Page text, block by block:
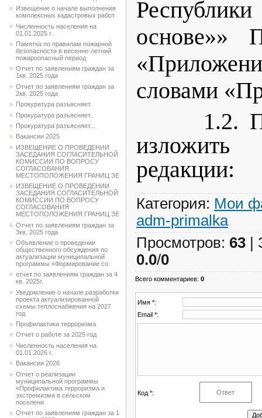
Извещение о начале выполнения
комплексных кадастровых работ
Численность населения на
01.01.2025 г.
Памятка по правилам пожарной
безопасности в весенне-летний
пожароопасный период
Отчет по заявлениям граждан за
1кв. 2025 года
Отчет по заявлениям граждан за
2кв. 2025 года
Прокуратура разъясняет.
Прокуратура разъясняет..
Прокуратура разъясняет...
Вакансии 2025
ИЗВЕЩЕНИЕ О ПРОВЕДЕНИИ
ЗАСЕДАНИЯ СОГЛАСИТЕЛЬНОЙ
КОМИССИИ ПО ВОПРОСУ
СОГЛАСОВАНИЯ
МЕСТОПОЛОЖЕНИЯ ГРАНИЦ ЗЕ
ИЗВЕЩЕНИЕ О ПРОВЕДЕНИИ
ЗАСЕДАНИЯ СОГЛАСИТЕЛЬНОЙ
КОМИССИИ ПО ВОПРОСУ
СОГЛАСОВАНИЯ
МЕСТОПОЛОЖЕНИЯ ГРАНИЦ ЗЕ
Отчет по заявлениям граждан за
3кв. 2025 года
Объявление о проведении
общественного обсуждения по
актуализации муниципальной
программы «Формирование со
отчет по заявлениям граждан за 4
кв. 2025г.
Уведомление о начале разработки
проекта актуализированной
схемы теплоснабжения на 2027
год
Профилактика терроризма
Отчет о работе за 2025 год
Численность населения на
01.01.2026 г.
Вакансии 2026
Отчет о реализации
муниципальной программы
«Профилактика терроризма и
экстремизма в сельском
поселени
Отчет по заявлениям граждан за 1
основе»»
словами
1.2.
редакции:
Категория: Мои
adm-primalka
Просмотров: 63 |
0.0/0
Всего комментариев: 0
Имя *:
Email *:
Код *: